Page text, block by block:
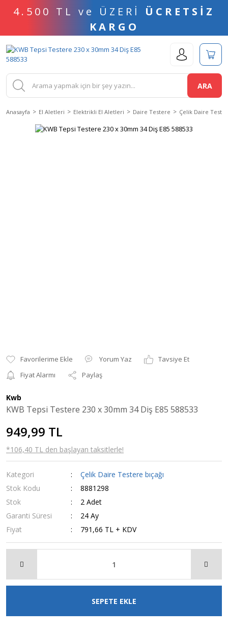
4.500 TL ve ÜZERİ ÜCRETSİZ
KARGO
ARA
Anasayfa El Aletleri Elektrikli El Aletleri Daire Testere Çelik Daire
Yorum Yaz
Tavsiye Et
Fiyat Alarmı
Paylaş
Kwb
KWB Tepsi Testere 230 x 30mm 34 Diş E85 588533
949,99 TL
*106,40 TL den başlayan taksitlerle!
Kategori
Çelik Daire Testere bıçağı
Stok Kodu
8881298
Stok
2 Adet
Garanti Süresi
24 Ay
Fiyat
791,66 TL + KDV
SEPETE EKLE